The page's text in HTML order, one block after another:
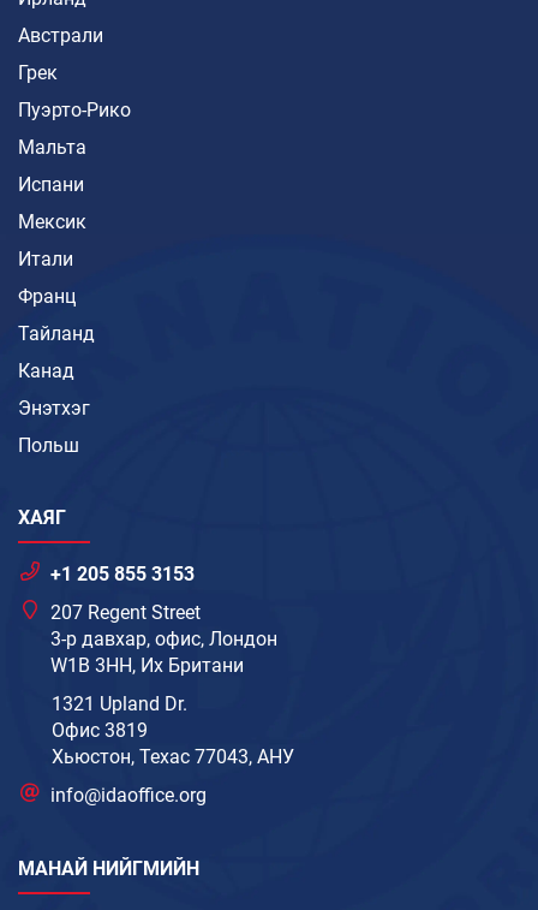
Австрали
Грек
Пуэрто-Рико
Мальта
Испани
Мексик
Итали
Франц
Тайланд
Канад
Энэтхэг
Польш
ХАЯГ
+1 205 855 3153
207 Regent Street
3-р давхар, офис, Лондон
W1B 3HH, Их Британи
1321 Upland Dr.
Офис 3819
Хьюстон, Техас 77043, АНУ
info@idaoffice.org
МАНАЙ НИЙГМИЙН